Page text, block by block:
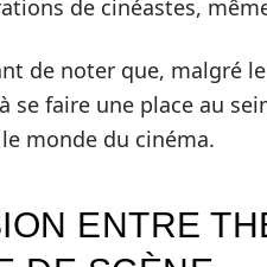
de cinéastes,
de noter que, malgré
se faire une place au
monde du cinéma.
ENTRE